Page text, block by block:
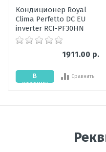
Ваше сообщение
Кондиционер Royal
Clima Perfetto DC EU
inverter RCI-PF30HN
1911.00 р.
В
корзину
Сравнить